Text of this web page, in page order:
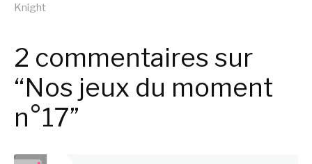
Knight
2 commentaires sur
“Nos jeux du moment
n°17”